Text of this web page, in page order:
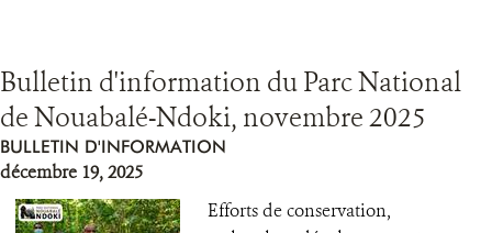
Bulletin d'information du Parc National
de Nouabalé-Ndoki, novembre 2025
BULLETIN D'INFORMATION
décembre 19, 2025
Efforts de conservation,